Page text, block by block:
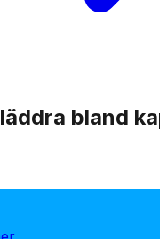
bland